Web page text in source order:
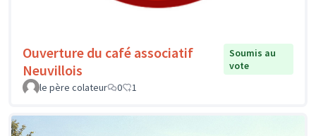
Ouverture du café associatif
Neuvillois
Soumis au
vote
le père colateur
0 1